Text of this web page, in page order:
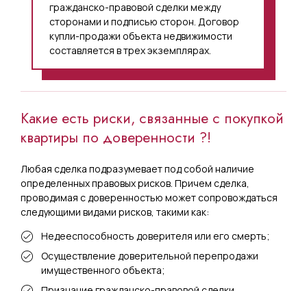
гражданско-правовой сделки между
сторонами и подписью сторон. Договор
купли-продажи объекта недвижимости
составляется в трех экземплярах.
Какие есть риски, связанные с покупкой
квартиры по доверенности ?!
Любая сделка подразумевает под собой наличие
определенных правовых рисков. Причем сделка,
проводимая с доверенностью может сопровождаться
следующими видами рисков, такими как:
Недееспособность доверителя или его смерть;
Осуществление доверительной перепродажи
имущественного объекта;